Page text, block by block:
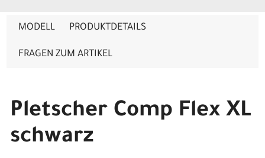
MODELL PRODUKTDETAILS
FRAGEN ZUM ARTIKEL
Pletscher Comp Flex XL
schwarz